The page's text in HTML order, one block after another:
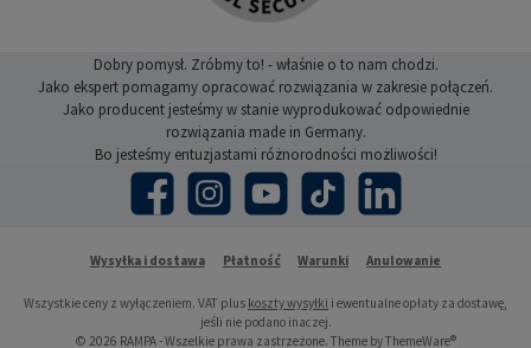
Dobry pomysł. Zróbmy to! - właśnie o to nam chodzi.
Jako ekspert pomagamy opracować rozwiązania w zakresie połączeń.
Jako producent jesteśmy w stanie wyprodukować odpowiednie
rozwiązania made in Germany.
Bo jesteśmy entuzjastami różnorodności możliwości!
Facebook Instagram YouTube TikTok LinkedIn
Wysyłka i dostawa Płatność Warunki Anulowanie
Wszystkie ceny z wyłączeniem. VAT plus koszty wysyłki i ewentualne opłaty za dostawę,
jeśli nie podano inaczej.
© 2026 RAMPA - Wszelkie prawa zastrzeżone. Theme byThemeWare®